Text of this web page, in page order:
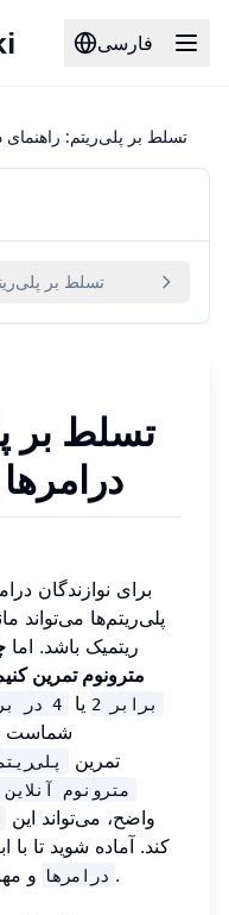
فارسی
تسلط بر پلی‌ریتم: راهنمای
تسلط بر
تسلط بر
درامرها
برای نوازندگان
پلی‌ریتم‌ها می‌تواند
ریتمیک باشد. اما
مترونوم تمرین
برابر 2
یا 4 در برابر 3
شماست
تمرین
پلی‌ریتم‌ها با مترونوم
مترونوم آنلاین
واضح، می‌تواند این
کند. آماده شوید تا با
درامرها و مهارت موسیقیایی خود را ارتقا دهید.